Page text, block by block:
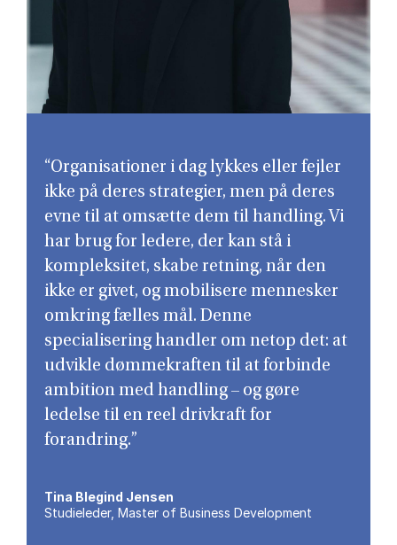
“Organisationer i dag lykkes eller fejler
ikke på deres strategier, men på deres
evne til at omsætte dem til handling. Vi
har brug for ledere, der kan stå i
kompleksitet, skabe retning, når den
ikke er givet, og mobilisere mennesker
omkring fælles mål. Denne
specialisering handler om netop det: at
udvikle dømmekraften til at forbinde
ambition med handling – og gøre
ledelse til en reel drivkraft for
forandring.”
Tina Blegind Jensen
Studieleder, Master of Business Development